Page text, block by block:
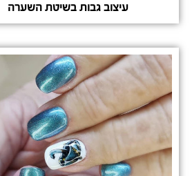
עיצוב גבות בשיטת השערה